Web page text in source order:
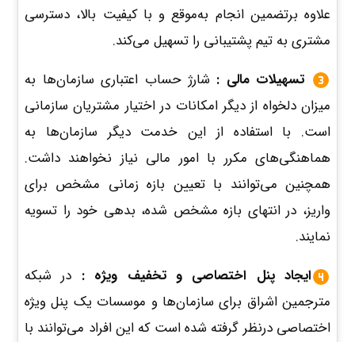
علاوه برتضمین انجام به‌موقع و با کیفیت بالا، دسترسی
مشتری به تیم پشتیبانی را تسهیل می‌کند.
تسهیلات مالی : شارژ حساب اعتباری سازمان‌ها به
میزان دلخواه از دیگر امکانات در اختیار مشتریان سازمانی
است. با استفاده از این خدمت دیگر سازمان‌ها به
هماهنگی‌های مکرر با امور مالی نیاز نخواهند داشت.
همچنین می‌توانند با تعیین بازه زمانی مشخص برای
واریز، در انتهای بازه مشخص شده، بدهی خود را تسویه
نمایند.
ایجاد پنل اختصاصی و تخفیف ویژه : در شبکه
مترجمین اشراق برای سازمان‌ها و موسسات یک پنل ویژه
اختصاصی درنظر گرفته شده است که این افراد می‌توانند با